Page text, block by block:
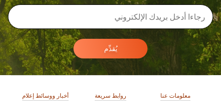
يُقدِّم
معلومات عنا روابط سريعة أخبار ووسائط إعلام